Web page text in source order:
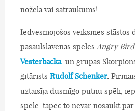
nožēla vai satraukums!
Iedvesmojošos veiksmes stāstos
pasaulslavenās spēles Angry Bird
Vesterbackaun grupas
ģitārists Rudolf Schenker.
uztaisīja dusmīgo putnu spēli,
spēle, tāpēc to nevar nosaukt